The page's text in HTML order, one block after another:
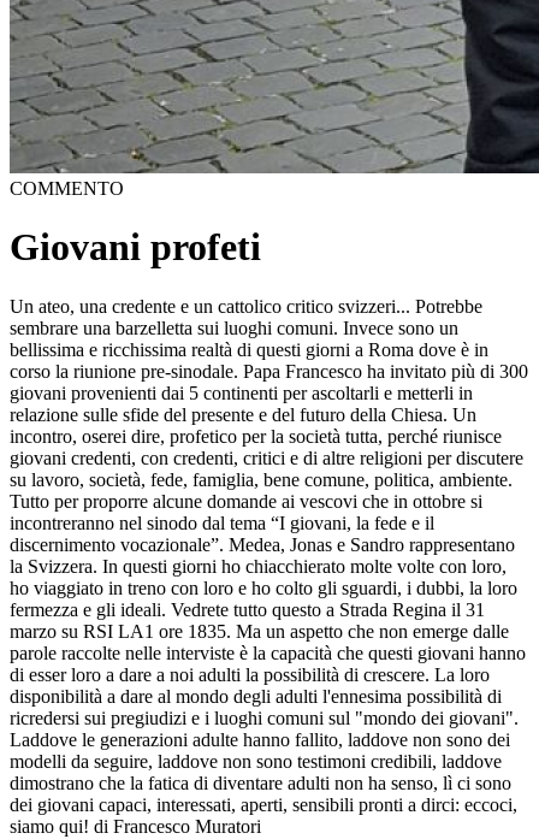
COMMENTO
Giovani profeti
Un ateo, una credente e un cattolico critico svizzeri... Potrebbe
sembrare una barzelletta sui luoghi comuni. Invece sono un
bellissima e ricchissima realtà di questi giorni a Roma dove è in
corso la riunione pre-sinodale. Papa Francesco ha invitato più di 300
giovani provenienti dai 5 continenti per ascoltarli e metterli in
relazione sulle sfide del presente e del futuro della Chiesa. Un
incontro, oserei dire, profetico per la società tutta, perché riunisce
giovani credenti, con credenti, critici e di altre religioni per discutere
su lavoro, società, fede, famiglia, bene comune, politica, ambiente.
Tutto per proporre alcune domande ai vescovi che in ottobre si
incontreranno nel sinodo dal tema “I giovani, la fede e il
discernimento vocazionale”. Medea, Jonas e Sandro rappresentano
la Svizzera. In questi giorni ho chiacchierato molte volte con loro,
ho viaggiato in treno con loro e ho colto gli sguardi, i dubbi, la loro
fermezza e gli ideali. Vedrete tutto questo a Strada Regina il 31
marzo su RSI LA1 ore 1835. Ma un aspetto che non emerge dalle
parole raccolte nelle interviste è la capacità che questi giovani hanno
di esser loro a dare a noi adulti la possibilità di crescere. La loro
disponibilità a dare al mondo degli adulti l'ennesima possibilità di
ricredersi sui pregiudizi e i luoghi comuni sul "mondo dei giovani".
Laddove le generazioni adulte hanno fallito, laddove non sono dei
modelli da seguire, laddove non sono testimoni credibili, laddove
dimostrano che la fatica di diventare adulti non ha senso, lì ci sono
dei giovani capaci, interessati, aperti, sensibili pronti a dirci: eccoci,
siamo qui! di Francesco Muratori